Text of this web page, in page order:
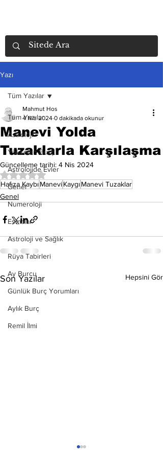
Yazı
Tüm Yazılar
Astroloji
Yükselen Burç
Astrolojide Evler
Genel
Numeroloji
Esmalar
Astroloji ve Sağlık
Rüya Tabirleri
Ay Burcu
Günlük Burç Yorumları
Aylık Burç
Remil İlmi
Tüm Yazılar
Manevi Yolda
Tuzaklarla Karşılaşma
Mahmut Hos
4 Nis 2024 0 dakikada okunur
Güncelleme tarihi: 4 Nis 2024
5 üzerinden NaN yıldız
Hafıza KaybıManeviKaygıManevi Tuzaklar
Genel
Son Yazılar Hepsini Gör